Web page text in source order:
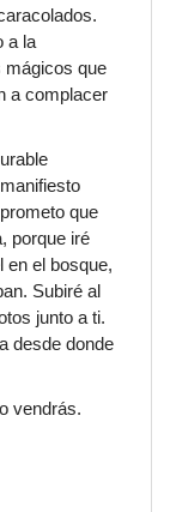
a la
mágicos que
a complacer
que
porque iré
en el bosque,
Subiré al
junto a ti.
desde donde
vendrás.